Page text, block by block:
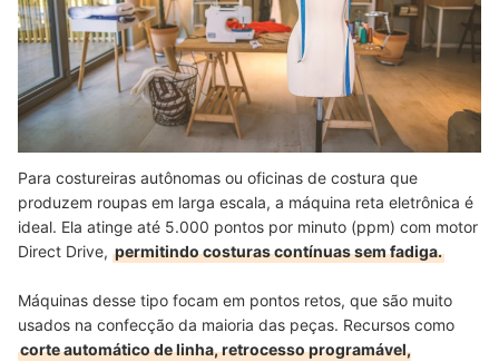
Para costureiras autônomas ou oficinas de costura que
produzem roupas em larga escala, a máquina reta eletrônica é
ideal. Ela atinge até 5.000 pontos por minuto (ppm) com motor
Direct Drive, permitindo costuras contínuas sem fadiga.
Máquinas desse tipo focam em pontos retos, que são muito
usados na confecção da maioria das peças. Recursos como
corte automático de linha, retrocesso programável,